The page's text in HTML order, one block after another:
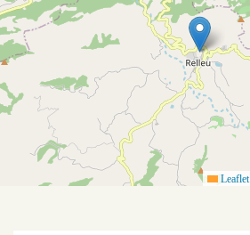
Verkopen
Verhuren
Beleggen
Beheren
Projectbegeleiding
Leaflet